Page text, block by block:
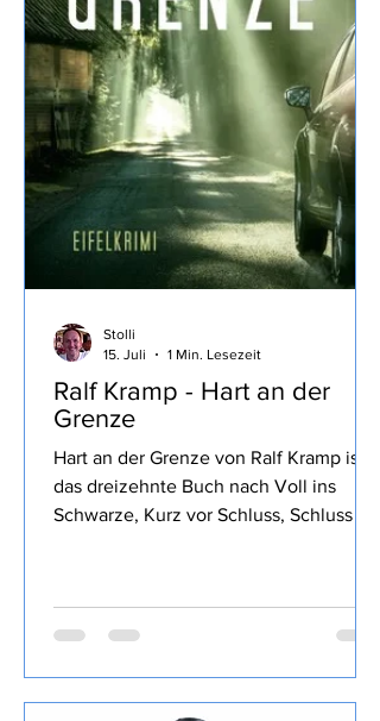
Grenze
Hart an der Grenze von Ralf Kramp ist
Ein Viertelpfund Mord, Ihr Mord,
Mylord, Mit 66 Jahren, da fängt das
Morden an, Starker Abgang, Mord After
Stolli
15. Juli
1 Min. Lesezeit